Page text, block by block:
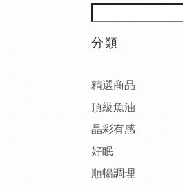
分類
精選商品
頂級魚油
晶彩有感
好眠
順暢調理